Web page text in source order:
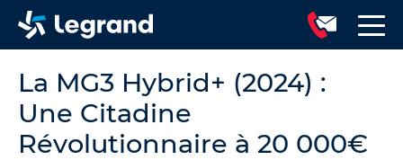
La MG3 Hybrid+ (2024) :
Une Citadine
Révolutionnaire à 20 000€